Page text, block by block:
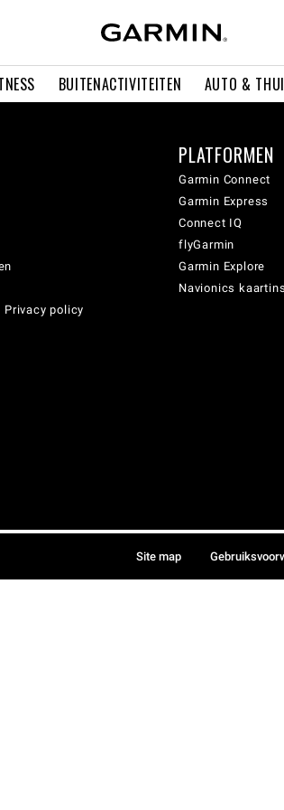
BUITENACTIVITEITEN AUTO &
Privacy policy
PLATFORMEN
Garmin Connect
Garmin Express
Connect IQ
flyGarmin
Garmin Explore
Navionics
Site map